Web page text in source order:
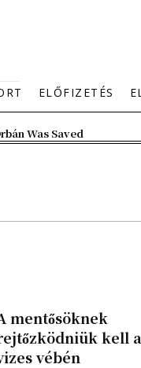
ELŐFIZETÉS
Was Saved
mentősöknek
kell a
vébén